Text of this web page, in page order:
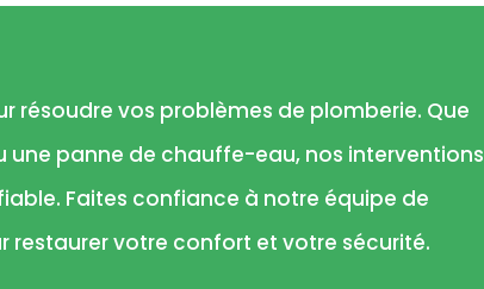
résoudre vos problèmes de plomberie. Que
panne de chauffe-eau, nos interventions
Faites confiance à notre équipe de
restaurer votre confort et votre sécurité.